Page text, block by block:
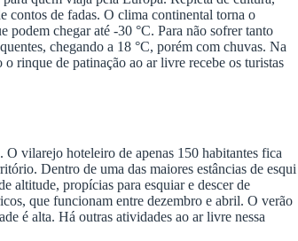
contos de fadas. O clima continental torna o
podem chegar até -30 °C. Para não sofrer tanto
chegando a 18 °C, porém com chuvas. Na
rinque de patinação ao ar livre recebe os turistas
vilarejo hoteleiro de apenas 150 habitantes fica
Dentro de uma das maiores estâncias de esqui
altitude, propícias para esquiar e descer de
que funcionam entre dezembro e abril. O verão
é alta. Há outras atividades ao ar livre nessa